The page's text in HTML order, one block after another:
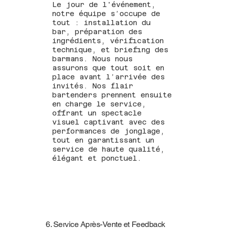
Le jour de l'événement,
notre équipe s’occupe de
tout : installation du
bar, préparation des
ingrédients, vérification
technique, et briefing des
barmans. Nous nous
assurons que tout soit en
place avant l’arrivée des
invités. Nos flair
bartenders prennent ensuite
en charge le service,
offrant un spectacle
visuel captivant avec des
performances de jonglage,
tout en garantissant un
service de haute qualité,
élégant et ponctuel.
6. Service Après-Vente et Feedback